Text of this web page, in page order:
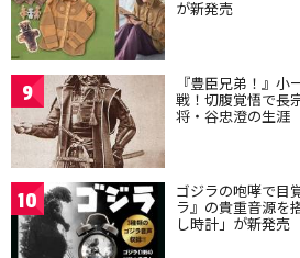
が新発売
9 『豊臣兄弟！』
戦！切腹覚悟で長
将・谷忠澄の生涯
10 ゴジラの咆哮で目
ラ』の貴重音源を
し時計」が新発売